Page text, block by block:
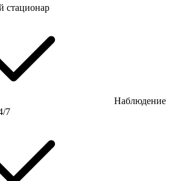
стационар
Наблюдение
7